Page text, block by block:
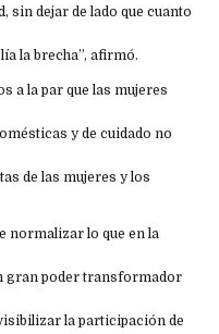
dejar de lado que cuanto
la brecha”, afirmó.
a la par que las mujeres
y de cuidado no
de las mujeres y los
normalizar lo que en la
gran poder transformador
la participación de